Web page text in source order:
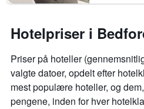
Hotelpriser i
Priser på hoteller
valgte datoer, opdelt efter
mest populære hoteller, og
pengene, inden for hver